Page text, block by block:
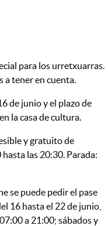
para los urretxuarras.
a tener en cuenta.
de junio y el plazo de
la casa de cultura.
y gratuito de
las 20:30. Parada:
se puede pedir el pase
16 hasta el 22 de junio,
a 21:00; sábados y